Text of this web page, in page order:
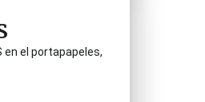
en el portapapeles,